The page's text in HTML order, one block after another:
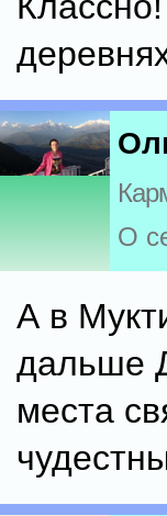
О
А в
дальше
места